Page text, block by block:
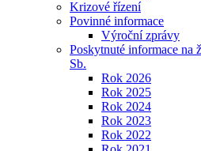
Krizové řízení
Povinné informace
Výroční zprávy
Poskytnuté informace na
Sb.
Rok 2026
Rok 2025
Rok 2024
Rok 2023
Rok 2022